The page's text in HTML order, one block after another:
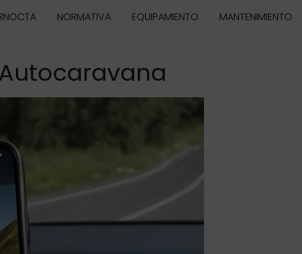
NORMATIVA EQUIPAMIENTO MANTENIMIENTO